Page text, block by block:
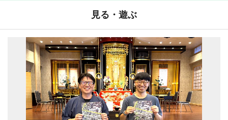
見る・遊ぶ